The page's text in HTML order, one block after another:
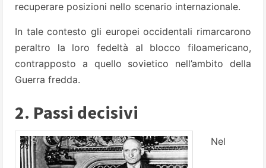
recuperare posizioni nello scenario internazionale.
In tale contesto gli europei occidentali rimarcarono
peraltro la loro fedeltà al blocco filoamericano,
contrapposto a quello sovietico nell’ambito della
Guerra fredda.
2. Passi decisivi
Nel